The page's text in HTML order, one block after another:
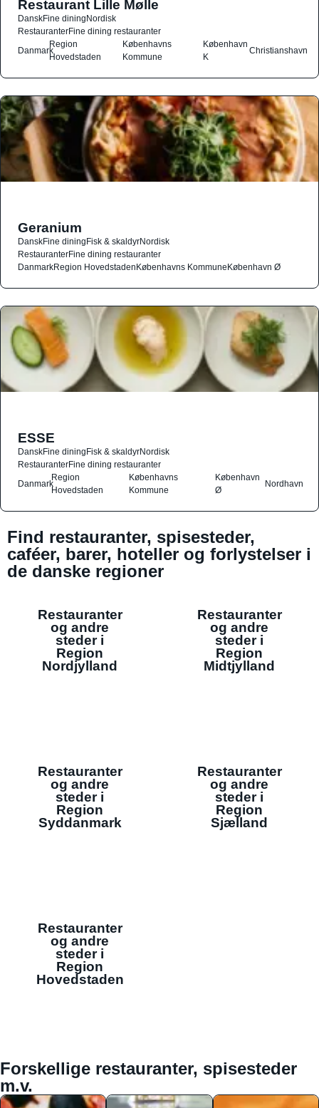
Restaurant Lille Mølle
DanskFine diningNordisk
RestauranterFine dining restauranter
Danmark
Region
Hovedstaden
Københavns
Kommune
København
K
Christianshavn
Geranium
DanskFine diningFisk & skaldyrNordisk
RestauranterFine dining restauranter
DanmarkRegion HovedstadenKøbenhavns KommuneKøbenhavn Ø
ESSE
DanskFine diningFisk & skaldyrNordisk
RestauranterFine dining restauranter
Danmark
Region
Hovedstaden
Københavns
Kommune
København
Ø
Nordhavn
Find restauranter, spisesteder,
caféer, barer, hoteller og forlystelser i
de danske regioner
Restauranter
og andre
steder i
Region
Nordjylland
Restauranter
og andre
steder i
Region
Midtjylland
Restauranter
og andre
steder i
Region
Syddanmark
Restauranter
og andre
steder i
Region
Sjælland
Restauranter
og andre
steder i
Region
Hovedstaden
Forskellige restauranter, spisesteder
m.v.